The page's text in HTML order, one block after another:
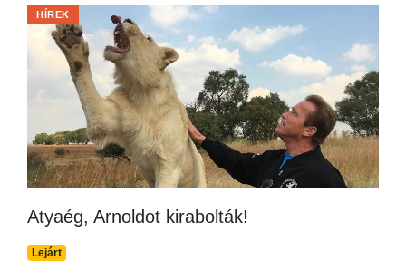
Atyaég, Arnoldot kirabolták!
Lejárt
HÍREK